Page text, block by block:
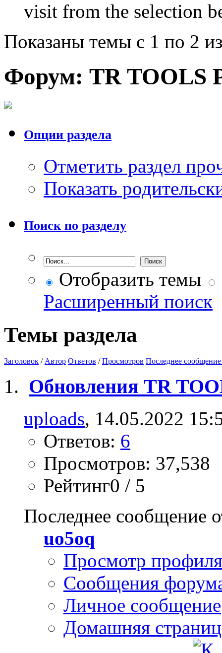
visit from the selection
Показаны темы с 1 по 2
Форум: TR TOOLS
Опции раздела
Отметить раздел
Показать
Поиск по разделу
Отобразить темы
Расширенный поиск
Темы раздела
Заголовок / Автор Ответов /Просмотров Последнее сообщение
Обновления TR
uploads, 14.05.2022
Ответов: 6
Просмотров: 37,538
Рейтинг0 / 5
Последнее сообщение
uo5oq
Просмотр профиля
Сообщения
Личное сообщение
Домашняя